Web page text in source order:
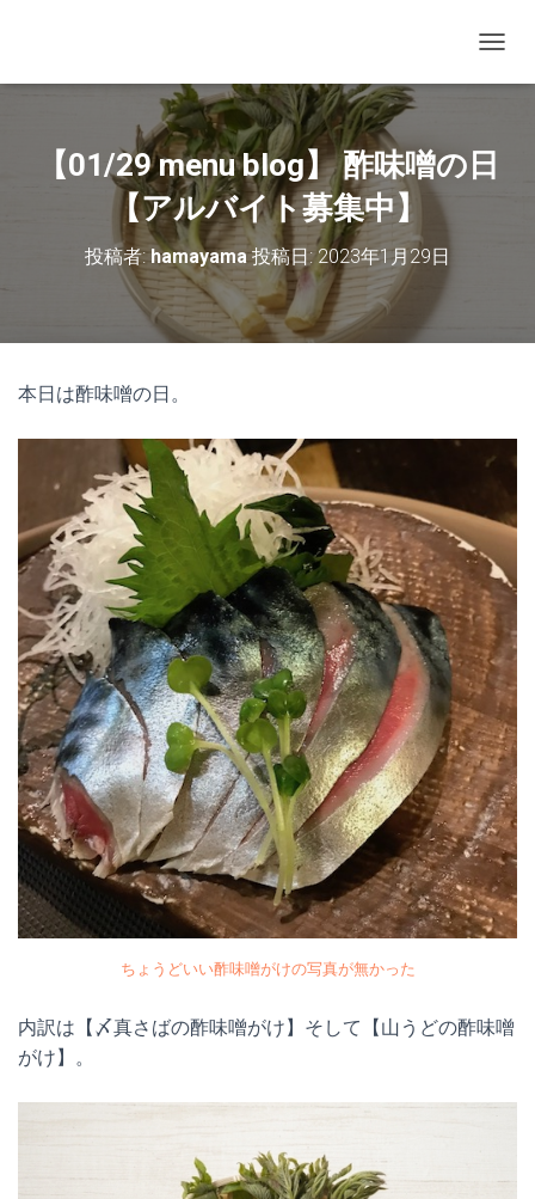
【01/29 menu blog】 酢味噌の日
【アルバイト募集中】
投稿者:hamayama投稿日: 2023年1月29日
本日は酢味噌の日。
ちょうどいい酢味噌がけの写真が無かった
内訳は【〆真さばの酢味噌がけ】そして【山うどの酢味噌
がけ】。